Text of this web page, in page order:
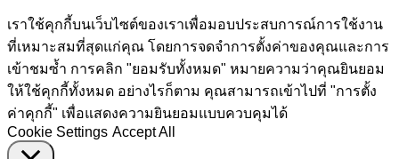
เราใช้คุกกี้บนเว็บไซต์ของเราเพื่อมอบประสบการณ์การใช้งาน
ที่เหมาะสมที่สุดแก่คุณ โดยการจดจำการตั้งค่าของคุณและการ
เข้าชมซ้ำ การคลิก "ยอมรับทั้งหมด" หมายความว่าคุณยินยอม
ให้ใช้คุกกี้ทั้งหมด อย่างไรก็ตาม คุณสามารถเข้าไปที่ "การตั้ง
ค่าคุกกี้" เพื่อแสดงความยินยอมแบบควบคุมได้
Cookie Settings Accept All